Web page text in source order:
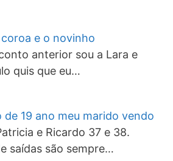
e o novinho
anterior sou a Lara e
quis que eu…
de 19 ano meu marido vendo
e Ricardo 37 e 38.
saídas são sempre…